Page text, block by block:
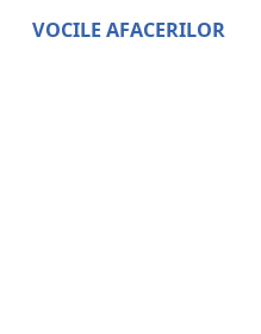
VOCILE AFACERILOR